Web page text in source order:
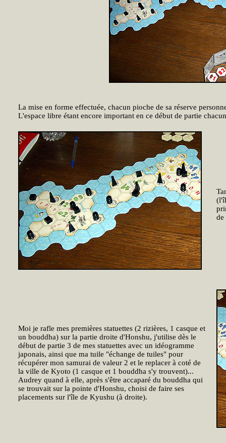
La mise en forme effectuée, chacun pioche de sa réserve
L'espace libre étant encore important en ce début de partie
de
Moi je rafle mes premières statuettes (2 rizières, 1 casque et
un bouddha) sur la partie droite d'Honshu, j'utilise dès le
début de partie 3 de mes statuettes avec un idéogramme
japonais, ainsi que ma tuile "échange de tuiles" pour
récupérer mon samurai de valeur 2 et le replacer à coté de
la ville de Kyoto (1 casque et 1 bouddha s'y trouvent)...
Audrey quand à elle, après s'être accaparé du bouddha qui
se trouvait sur la pointe d'Honshu, choisi de faire ses
placements sur l'île de Kyushu (à droite).